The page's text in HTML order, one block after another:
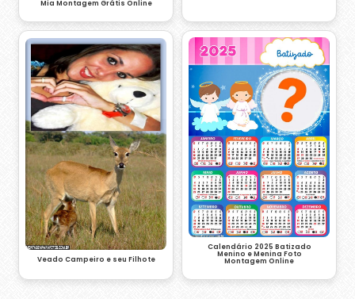
Mia Montagem Grátis Online
Veado Campeiro e seu Filhote
Calendário 2025 Batizado
Menino e Menina Foto
Montagem Online